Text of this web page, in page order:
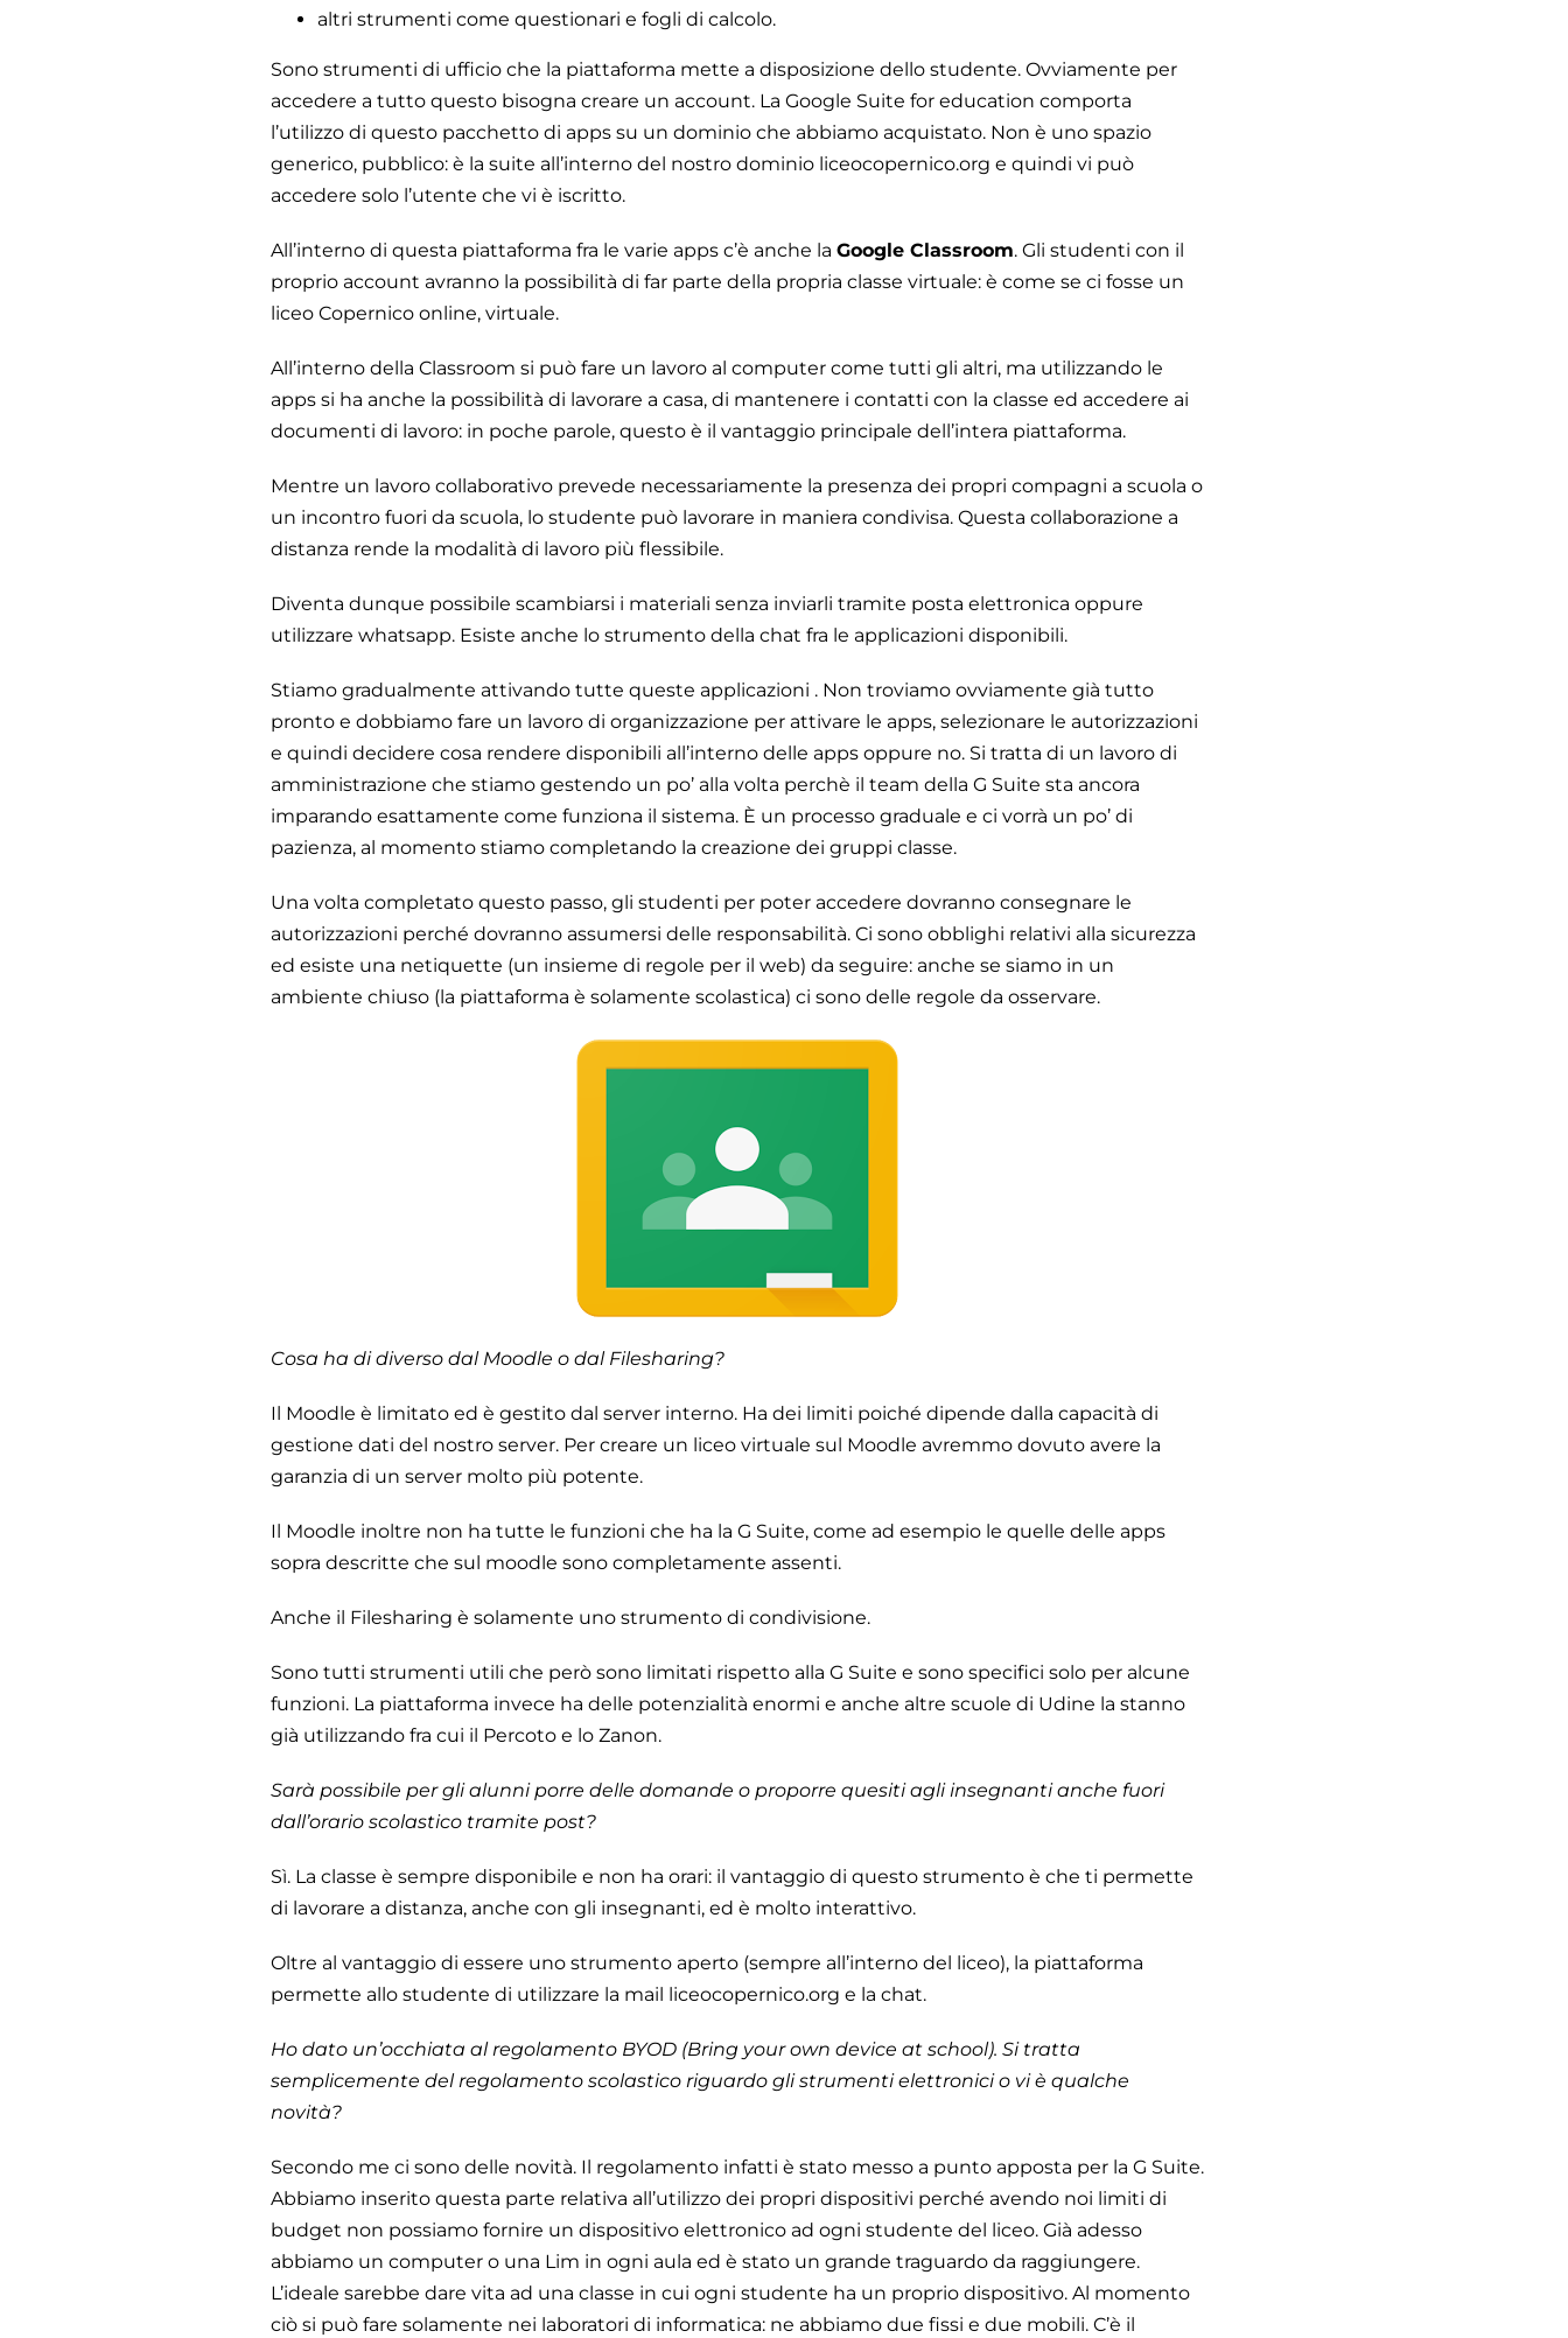
altri strumenti come questionari e fogli di calcolo.
Sono strumenti di ufficio che la piattaforma mette a disposizione dello studente. Ovviamente per
accedere a tutto questo bisogna creare un account. La Google Suite for education comporta
l’utilizzo di questo pacchetto di apps su un dominio che abbiamo acquistato. Non è uno spazio
generico, pubblico: è la suite all’interno del nostro dominio liceocopernico.org e quindi vi può
accedere solo l’utente che vi è iscritto.
All’interno di questa piattaforma fra le varie apps c’è anche la Google Classroom. Gli studenti con il
proprio account avranno la possibilità di far parte della propria classe virtuale: è come se ci fosse un
liceo Copernico online, virtuale.
All’interno della Classroom si può fare un lavoro al computer come tutti gli altri, ma utilizzando le
apps si ha anche la possibilità di lavorare a casa, di mantenere i contatti con la classe ed accedere ai
documenti di lavoro: in poche parole, questo è il vantaggio principale dell’intera piattaforma.
Mentre un lavoro collaborativo prevede necessariamente la presenza dei propri compagni a scuola o
un incontro fuori da scuola, lo studente può lavorare in maniera condivisa. Questa collaborazione a
distanza rende la modalità di lavoro più flessibile.
Diventa dunque possibile scambiarsi i materiali senza inviarli tramite posta elettronica oppure
utilizzare whatsapp. Esiste anche lo strumento della chat fra le applicazioni disponibili.
Stiamo gradualmente attivando tutte queste applicazioni . Non troviamo ovviamente già tutto
pronto e dobbiamo fare un lavoro di organizzazione per attivare le apps, selezionare le autorizzazioni
e quindi decidere cosa rendere disponibili all’interno delle apps oppure no. Si tratta di un lavoro di
amministrazione che stiamo gestendo un po’ alla volta perchè il team della G Suite sta ancora
imparando esattamente come funziona il sistema. È un processo graduale e ci vorrà un po’ di
pazienza, al momento stiamo completando la creazione dei gruppi classe.
Una volta completato questo passo, gli studenti per poter accedere dovranno consegnare le
autorizzazioni perché dovranno assumersi delle responsabilità. Ci sono obblighi relativi alla sicurezza
ed esiste una netiquette (un insieme di regole per il web) da seguire: anche se siamo in un
ambiente chiuso (la piattaforma è solamente scolastica) ci sono delle regole da osservare.
Cosa ha di diverso dal Moodle o dal Filesharing?
Il Moodle è limitato ed è gestito dal server interno. Ha dei limiti poiché dipende dalla capacità di
gestione dati del nostro server. Per creare un liceo virtuale sul Moodle avremmo dovuto avere la
garanzia di un server molto più potente.
Il Moodle inoltre non ha tutte le funzioni che ha la G Suite, come ad esempio le quelle delle apps
sopra descritte che sul moodle sono completamente assenti.
Anche il Filesharing è solamente uno strumento di condivisione.
Sono tutti strumenti utili che però sono limitati rispetto alla G Suite e sono specifici solo per alcune
funzioni. La piattaforma invece ha delle potenzialità enormi e anche altre scuole di Udine la stanno
già utilizzando fra cui il Percoto e lo Zanon.
Sarà possibile per gli alunni porre delle domande o proporre quesiti agli insegnanti anche fuori
dall’orario scolastico tramite post?
Sì. La classe è sempre disponibile e non ha orari: il vantaggio di questo strumento è che ti permette
di lavorare a distanza, anche con gli insegnanti, ed è molto interattivo.
Oltre al vantaggio di essere uno strumento aperto (sempre all’interno del liceo), la piattaforma
permette allo studente di utilizzare la mail liceocopernico.org e la chat.
Ho dato un’occhiata al regolamento BYOD (Bring your own device at school). Si tratta
semplicemente del regolamento scolastico riguardo gli strumenti elettronici o vi è qualche
novità?
Secondo me ci sono delle novità. Il regolamento infatti è stato messo a punto apposta per la G Suite.
Abbiamo inserito questa parte relativa all’utilizzo dei propri dispositivi perché avendo noi limiti di
budget non possiamo fornire un dispositivo elettronico ad ogni studente del liceo. Già adesso
abbiamo un computer o una Lim in ogni aula ed è stato un grande traguardo da raggiungere.
L’ideale sarebbe dare vita ad una classe in cui ogni studente ha un proprio dispositivo. Al momento
ciò si può fare solamente nei laboratori di informatica: ne abbiamo due fissi e due mobili. C’è il